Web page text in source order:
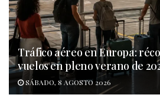
Tráfico aéreo en Europa:
vuelos en pleno verano de
SÁBADO, 8 AGOSTO 2026